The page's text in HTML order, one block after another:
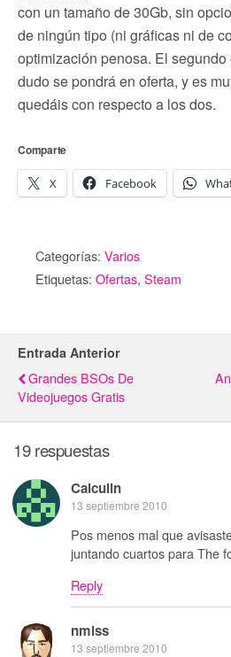
con un tamaño de 30Gb, sin
de ningún tipo (ni gráficas ni de
optimización penosa. El segundo
dudo se pondrá en oferta, y es
quedáis con respecto a los dos.
Comparte
X Facebook
Categorías: Varios
Etiquetas: Ofertas, Steam
Entrada Anterior
Grandes BSOs De
Videojuegos Gratis
19 respuestas
Calculin
13 septiembre 2010
Pos menos mal que
juntando cuartos para The
Reply
nmlss
13 septiembre 2010